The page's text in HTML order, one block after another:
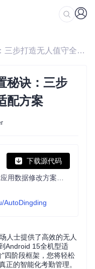
/ 解锁智能打卡自动配置秘诀：三步打造无人值守全机型适配方案
秘诀：三步
配方案
下载源代码
AutoDingding
人士提供了高效的无人
Android 15全机型适
四阶段框架，您将轻松
正的智能化考勤管理。